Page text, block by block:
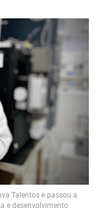
Talentos e passou a
e desenvolvimento